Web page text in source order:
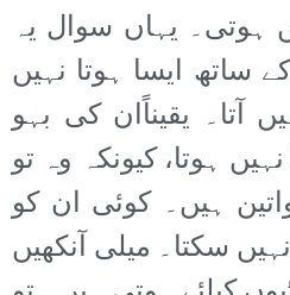
ہوتی۔ یہاں سوال یہ
ساتھ ایسا ہوتا نہیں
آتا۔ یقیناًان کی بہو
ہوتا، کیونکہ وہ تو
ہیں۔ کوئی ان کو
سکتا۔ میلی آنکھیں